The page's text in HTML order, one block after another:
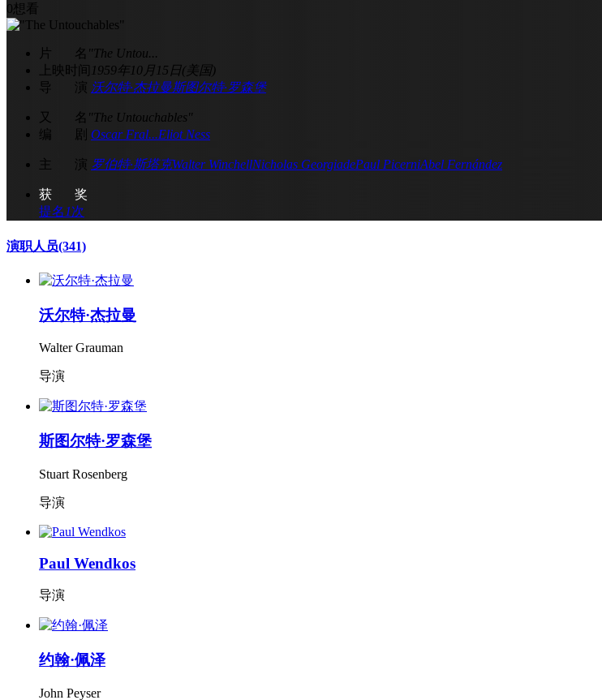
0想看
片 名 "The Untou...
上映时间 1959年10月15日(美国)
导 演 沃尔特·杰拉曼斯图尔特·罗森堡
又 名 "The Untouchables"
编 剧
Oscar Fral...Eliot Ness
主 演 罗伯特·斯塔克Walter WinchellNicholas GeorgiadePaul PicerniAbel Fernández
获 奖
提名1次
演职人员(341)
沃尔特·杰拉曼
Walter Grauman
导演
斯图尔特·罗森堡
Stuart Rosenberg
导演
Paul Wendkos
导演
约翰·佩泽
John Peyser